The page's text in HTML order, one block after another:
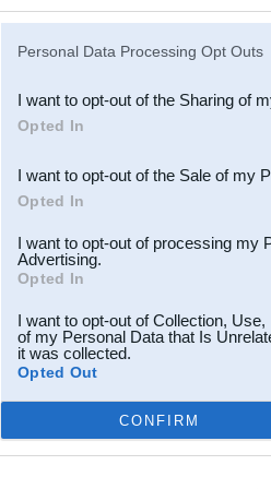
Downstream Participants
third parties.
Personal Data Processing Opt Outs
I want to opt-out of the Sharing of
Opted In
I want to opt-out of the Sale of my
Opted In
I want to opt-out of processing my
Advertising.
Opted In
I want to opt-out of Collection,
of my Personal Data that Is
it was collected.
Opted Out
CONFIRM